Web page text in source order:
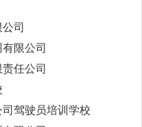
司
限公司
任公司
驾驶员培训学校